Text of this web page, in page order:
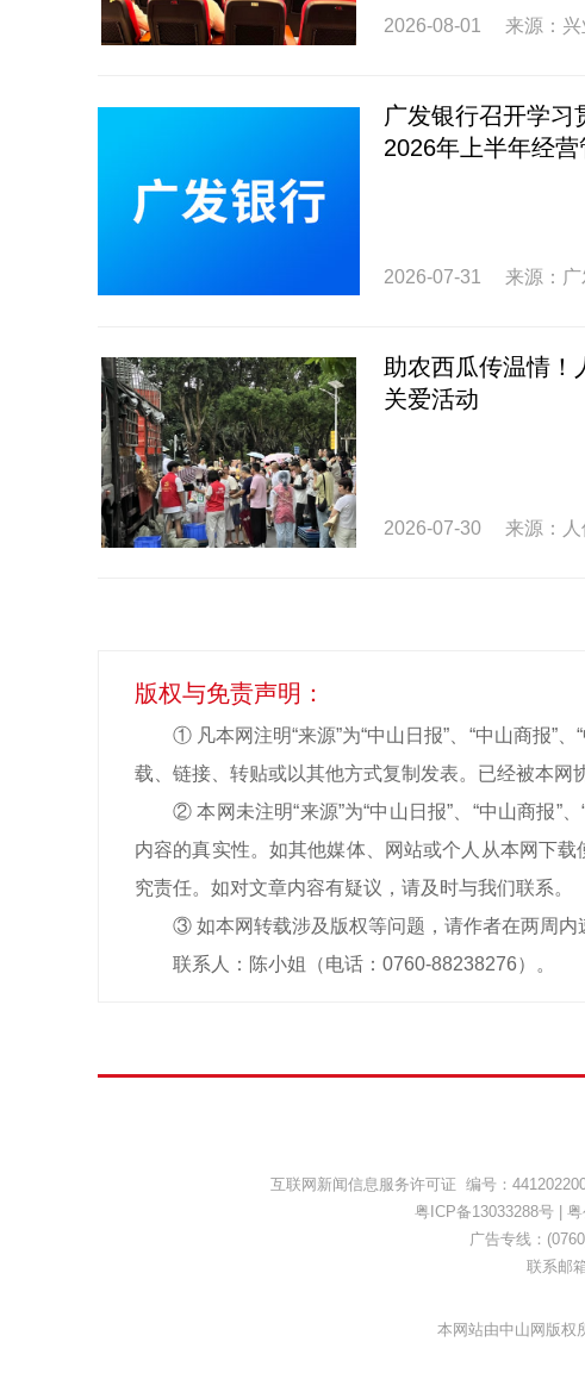
2026-08-01 来源：
广发银行召开学习
2026年上半年经
2026-07-31 来源：
助农西瓜传温情！
关爱活动
2026-07-30 来源：人
版权与免责声明：
① 凡本网注明“来源”为“中山日报”、“中山商报”
载、链接、转贴或以其他方式复制发表。已经被本网
② 本网未注明“来源”为“中山日报”、“中山商报
内容的真实性。如其他媒体、网站或个人从本网下载
究责任。如对文章内容有疑议，请及时与我们联系。
③ 如本网转载涉及版权等问题，请作者在两周内
联系人：陈小姐（电话：0760-88238276）。
互联网新闻信息服务许可证 编号：
粤ICP备13033288号|
广告专线：
联系邮
本网站由中山网版权